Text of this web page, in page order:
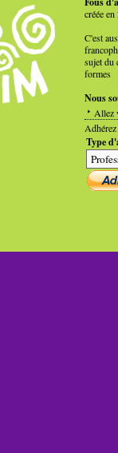
créée en
C'est
sujet du
formes
Nous
Allez
Type